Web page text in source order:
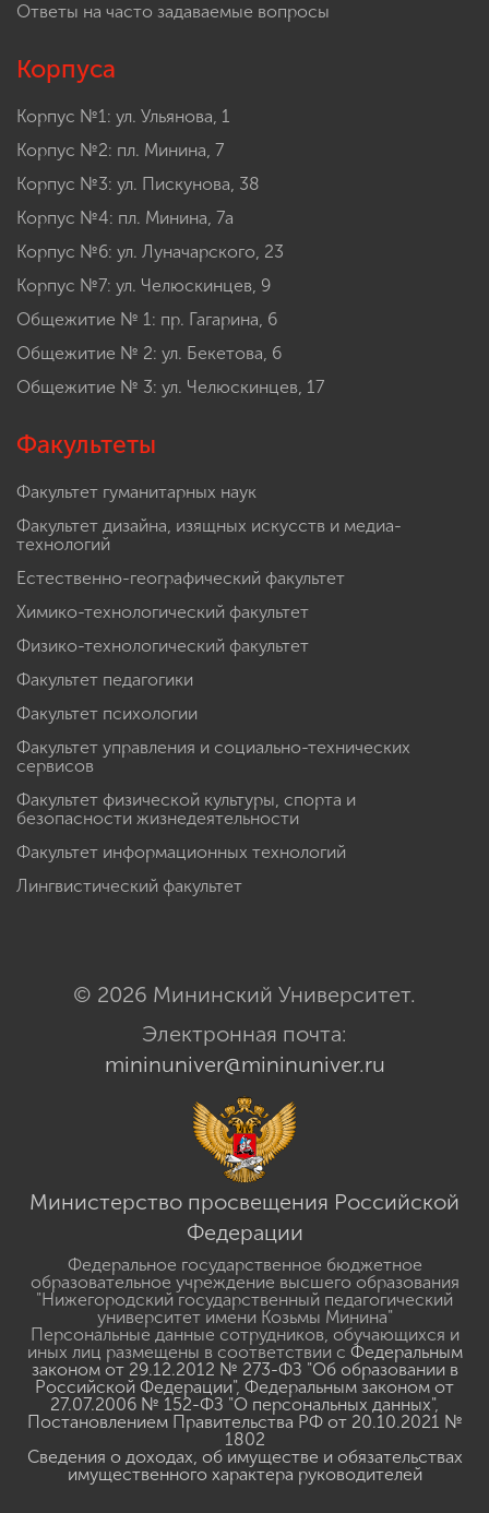
Ответы на часто задаваемые вопросы
Корпуса
Корпус №1: ул. Ульянова, 1
Корпус №2: пл. Минина, 7
Корпус №3: ул. Пискунова, 38
Корпус №4: пл. Минина, 7а
Корпус №6: ул. Луначарского, 23
Корпус №7: ул. Челюскинцев, 9
Общежитие № 1: пр. Гагарина, 6
Общежитие № 2: ул. Бекетова, 6
Общежитие № 3: ул. Челюскинцев, 17
Факультеты
Факультет гуманитарных наук
Факультет дизайна, изящных искусств и медиа-
технологий
Естественно-географический факультет
Химико-технологический факультет
Физико-технологический факультет
Факультет педагогики
Факультет психологии
Факультет управления и социально-технических
сервисов
Факультет физической культуры, спорта и
безопасности жизнедеятельности
Факультет информационных технологий
Лингвистический факультет
© 2026 Мининский Университет.
Электронная почта:
mininuniver@mininuniver.ru
Министерство просвещения Российской
Федерации
Федеральное государственное бюджетное
образовательное учреждение высшего образования
"Нижегородский государственный педагогический
университет имени Козьмы Минина"
Персональные данные сотрудников, обучающихся и
иных лиц размещены в соответствии с Федеральным
законом от 29.12.2012 № 273-ФЗ "Об образовании в
Российской Федерации", Федеральным законом от
27.07.2006 № 152-ФЗ "О персональных данных",
Постановлением Правительства РФ от 20.10.2021 №
1802
Сведения о доходах, об имуществе и обязательствах
имущественного характера руководителей